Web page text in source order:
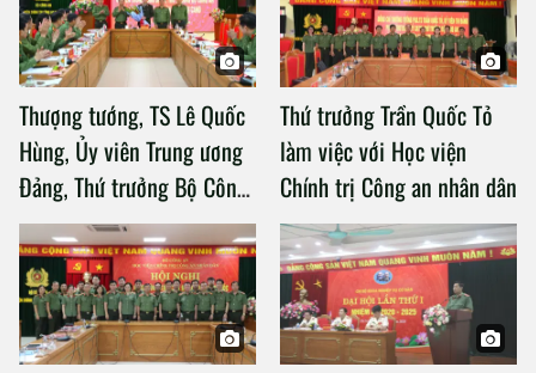
Thượng tướng, TS Lê Quốc
Hùng, Ủy viên Trung ương
Đảng, Thứ trưởng Bộ Công
an làm việc với Học viện
Chính trị Công an nhân dân
Thứ trưởng Trần Quốc Tỏ
làm việc với Học viện
Chính trị Công an nhân dân